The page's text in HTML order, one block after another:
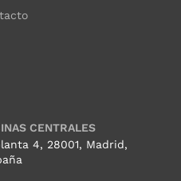
CENTRALES
4, 28001, Madrid,